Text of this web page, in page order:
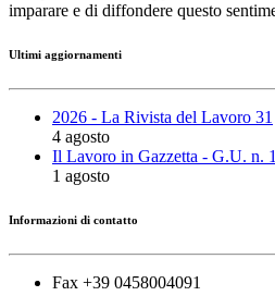
imparare e di diffondere questo
Ultimi aggiornamenti
2026 - La Rivista del Lavoro 31
4 agosto
Il Lavoro in Gazzetta - G.U. n.
1 agosto
Informazioni di contatto
Fax +39 0458004091